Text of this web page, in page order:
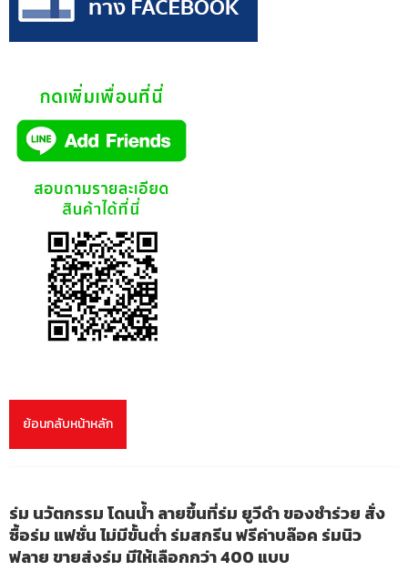
ย้อนกลับหน้าหลัก
ร่ม นวัตกรรม โดนน้ำ ลายขึ้นที่ร่ม ยูวีดำ ของชำร่วย สั่ง
ซื้อร่ม แฟชั่น ไม่มีขั้นต่ำ ร่มสกรีน ฟรีค่าบล๊อค ร่มนิว
ฟลาย ขายส่งร่ม มีให้เลือกกว่า 400 แบบ